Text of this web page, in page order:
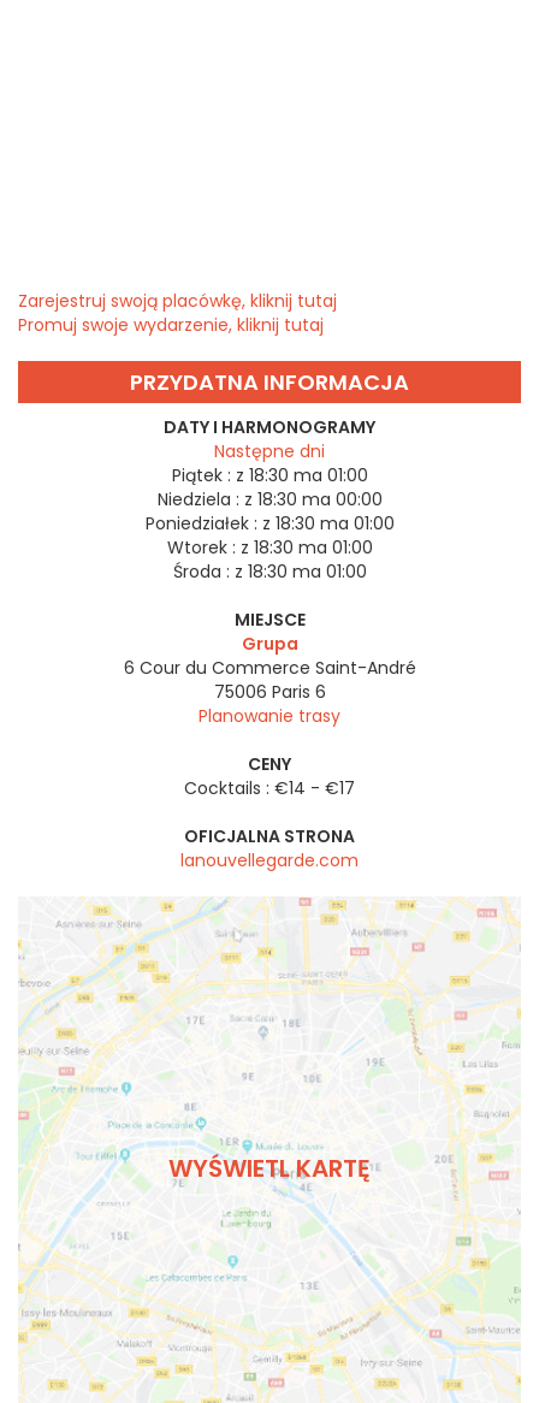
Zarejestruj swoją placówkę, kliknij tutaj
Promuj swoje wydarzenie, kliknij tutaj
PRZYDATNA INFORMACJA
DATY I HARMONOGRAMY
Następne dni
Piątek : z 18:30 ma 01:00
Niedziela : z 18:30 ma 00:00
Poniedziałek : z 18:30 ma 01:00
Wtorek : z 18:30 ma 01:00
Środa : z 18:30 ma 01:00
MIEJSCE
Grupa
6 Cour du Commerce Saint-André
75006 Paris 6
Planowanie trasy
CENY
Cocktails : €14 - €17
OFICJALNA STRONA
lanouvellegarde.com
WYŚWIETL KARTĘ